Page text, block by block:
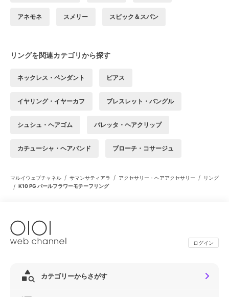
アネモネ スメリー スピック＆スパン
リングを関連カテゴリから探す
ネックレス・ペンダント ピアス
イヤリング・イヤーカフ ブレスレット・バングル
シュシュ・ヘアゴム バレッタ・ヘアクリップ
カチューシャ・ヘアバンド ブローチ・コサージュ
マルイウェブチャネル / サマンサティアラ / アクセサリー・ヘアアクセサリー / リング
/ K10 PG パールフラワーモチーフリング
ログイン
カテゴリーからさがす